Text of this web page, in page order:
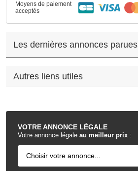
VOTREANNONCE LÉGALE
Votre annonce légale au meilleur prix :
Moyens de paiement
acceptés
Les dernières annonces parues
Autres liens utiles
.